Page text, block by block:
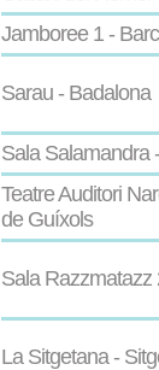
Jamboree 1 -
Sarau - Badalona
Sala Salamandra
Teatre Auditori
de Guíxols
Sala Razzmatazz
La Sitgetana -